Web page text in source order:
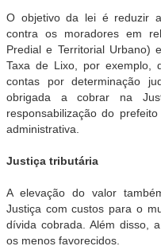
O objetivo da lei é reduzir
contra os moradores em
Predial e Territorial Urbano)
Taxa de Lixo, por exemplo,
contas por determinação
obrigada a cobrar na
responsabilização do
administrativa.
Justiça tributária
A elevação do valor
Justiça com custos para o
dívida cobrada. Além disso,
os menos favorecidos.